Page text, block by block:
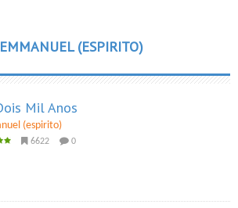
EMMANUEL (ESPIRITO)
Mil Anos
(espirito)
6622 0